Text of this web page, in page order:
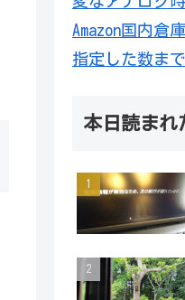
Amazon国内倉
指定した数ま
本日読まれ